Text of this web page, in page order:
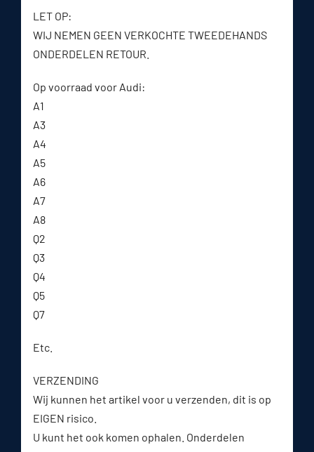
LET OP:
WIJ NEMEN GEEN VERKOCHTE TWEEDEHANDS
ONDERDELEN RETOUR.
Op voorraad voor Audi:
A1
A3
A4
A5
A6
A7
A8
Q2
Q3
Q4
Q5
Q7
Etc.
VERZENDING
Wij kunnen het artikel voor u verzenden, dit is op
EIGEN risico.
U kunt het ook komen ophalen. Onderdelen